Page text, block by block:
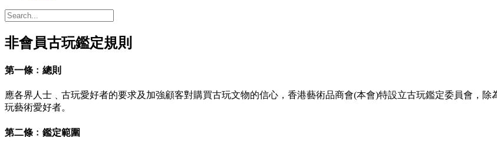
非會員古玩鑑定規則
第一條﹕總則
應各界人士﹑古玩愛好者的要求及加強顧客對購買古玩文物的信心，香港藝術品商會(本會)特設立古玩鑑定委員會，
玩藝術愛好者。
第二條﹕鑑定範圍